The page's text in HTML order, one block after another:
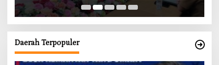
Daerah Terpopuler